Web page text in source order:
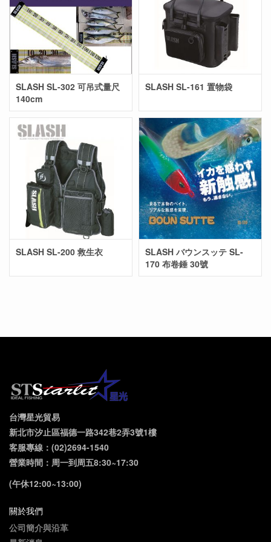
SLASH SL-302 可吊式量尺
140cm
SLASH SL-161 置物袋
SLASH SL-200 救生衣
SLASH バウンスッテ SL-
170 布卷錘 30號
台灣星光貿易
新北市汐止區福德一路342巷2弄3號1樓
客服專線：(02)2694-1540
營業時間：周一到周五8:30~17:30
(午休12:00~13:00)
關於我們
公司簡介與沿革